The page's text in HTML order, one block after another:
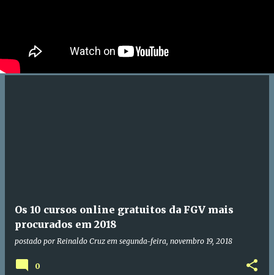
Os 10 cursos online gratuitos da FGV mais
procurados em 2018
postado por Reinaldo Cruz em segunda-feira, novembro 19, 2018
0